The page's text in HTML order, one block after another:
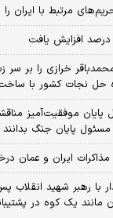
مرتبط با ایران
خرازی را بر سر
پایان موفقیت‌آمیز
پایان جنگ بدانند
مذاکرات ایران و عمان
با رهبر شهید انقلاب
مانند یک کوه در